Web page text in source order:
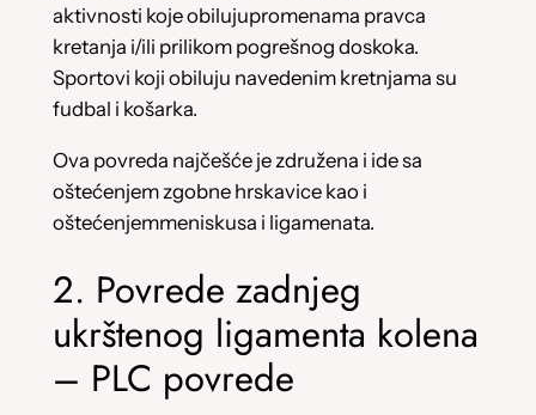
aktivnosti koje obilujupromenama pravca
kretanja i/ili prilikom pogrešnog doskoka.
Sportovi koji obiluju navedenim kretnjama su
fudbal i košarka.
Ova povreda najčešće je združena i ide sa
oštećenjem zgobne hrskavice kao i
oštećenjemmeniskusa i ligamenata.
2. Povrede zadnjeg
ukrštenog ligamenta kolena
– PLC povrede